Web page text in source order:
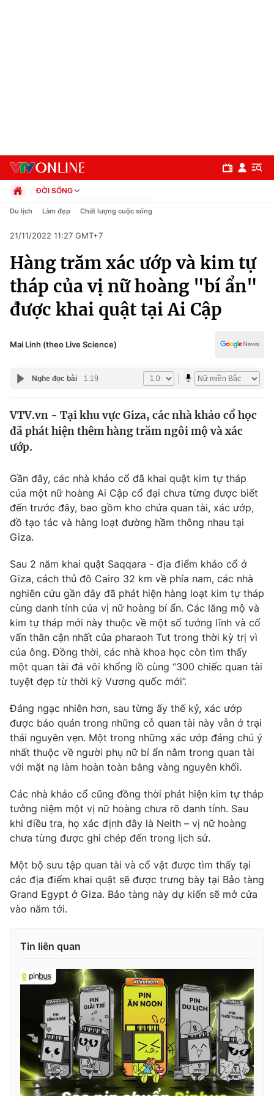
Chuyên mục
Chính trị
Xã hội
Pháp luật
Y tế
Thế giới
Tin tức
Câu chuyện quốc tế
Kinh tế
Tài chính
Thị trường
Góc doanh nghiệp
Dữ liệu và đời sống
Truyền hình
Hậu trường
Nhân vật
Khán giả
Giải sao mai
Giải trí
Điện ảnh
Âm nhạc
Sao
Đời sống
Du lịch
Làm đẹp
Chất lượng cuộc sống
Giáo dục
Tuyển sinh
Học trực tuyến
Công nghệ
Sản phẩm
Thị trường
Tư vấn
Giao lưu trực tuyến
Lịch phát sóng
Emagazine Podcast
Photo Infographic
Video Shorts video
VTV Money
VTV Sức khoẻ
Thị trường 24h Tấm lòng Việt
Vươn mình bằng AI
VTV9 VTV8
Liên hệ tòa soạn English
ĐỜI SỐNG
Chính trị
Pháp luật
Kinh tế
Thể thao
Truyền hình
Văn hóa - Giải trí
Công nghệ
Du lịch Làm đẹp Chất lượng cuộc sống
21/11/2022 11:27 GMT+7
Hàng trăm xác ướp và kim tự
tháp của vị nữ hoàng "bí ẩn"
được khai quật tại Ai Cập
Mai Linh (theo Live Science)
Nghe đọc bài 1:19
VTV.vn - Tại khu vực Giza, các nhà khảo cổ học
đã phát hiện thêm hàng trăm ngôi mộ và xác
ướp.
Gần đây, các nhà khảo cổ đã khai quật kim tự tháp
của một nữ hoàng Ai Cập cổ đại chưa từng được biết
đến trước đây, bao gồm kho chứa quan tài, xác ướp,
đồ tạo tác và hàng loạt đường hầm thông nhau tại
Giza.
Sau 2 năm khai quật Saqqara - địa điểm khảo cổ ở
Giza, cách thủ đô Cairo 32 km về phía nam, các nhà
nghiên cứu gần đây đã phát hiện hàng loạt kim tự tháp
cùng danh tính của vị nữ hoàng bí ẩn. Các lăng mộ và
kim tự tháp mới này thuộc về một số tướng lĩnh và cố
vấn thân cận nhất của pharaoh Tut trong thời kỳ trị vì
của ông. Đồng thời, các nhà khoa học còn tìm thấy
một quan tài đá vôi khổng lồ cùng “300 chiếc quan tài
tuyệt đẹp từ thời kỳ Vương quốc mới”.
Đáng ngạc nhiên hơn, sau từng ấy thế kỷ, xác ướp
được bảo quản trong những cỗ quan tài này vẫn ở trại
thái nguyên vẹn. Một trong những xác ướp đáng chú ý
nhất thuộc về người phụ nữ bí ẩn nằm trong quan tài
với mặt nạ làm hoàn toàn bằng vàng nguyên khối.
Các nhà khảo cổ cũng đồng thời phát hiện kim tự tháp
tưởng niệm một vị nữ hoàng chưa rõ danh tính. Sau
khi điều tra, họ xác định đây là Neith – vị nữ hoàng
chưa từng được ghi chép đến trong lịch sử.
Một bộ sưu tập quan tài và cổ vật được tìm thấy tại
các địa điểm khai quật sẽ được trưng bày tại Bảo tàng
Grand Egypt ở Giza. Bảo tàng này dự kiến ​​sẽ mở cửa
vào năm tới.
Tin liên quan